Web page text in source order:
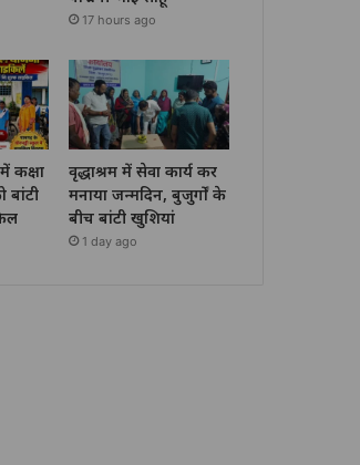
17 hours ago
कक्षा
बांटी
वृद्धाश्रम में सेवा कार्य कर
मनाया जन्मदिन, बुजुर्गों के
बीच बांटी खुशियां
1 day ago